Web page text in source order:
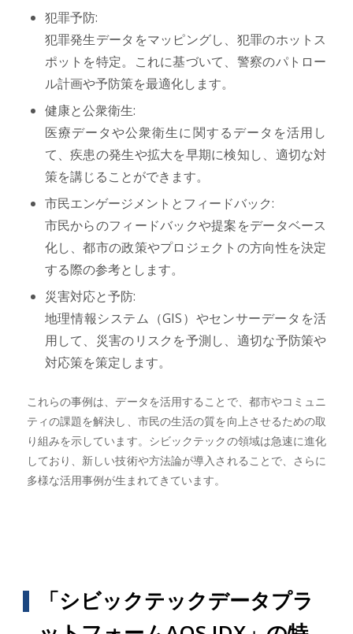
犯罪予防:
犯罪発生データをマッピングし、犯罪のホットス
ポットを特定。これに基づいて、警察のパトロー
ル計画や予防策を最適化します。
健康と公衆衛生:
医療データや公衆衛生に関するデータを活用し
て、疾患の発生や拡大を早期に検知し、適切な対
策を講じることができます。
市民エンゲージメントとフィードバック:
市民からのフィードバックや提案をデータベース
化し、都市の政策やプロジェクトの方向性を決定
する際の参考とします。
災害対応と予防:
地理情報システム（GIS）やセンサーデータを活
用して、災害のリスクを予測し、適切な予防策や
対応策を策定します。
これらの事例は、データを活用することで、都市やコミュニ
ティの課題を解決し、市民の生活の質を向上させるための取
り組みを示しています。シビックテックの領域は急速に進化
しており、新しい技術や方法論が導入されることで、さらに
多様な活用事例が生まれてきています。
「シビックテックデータプラ